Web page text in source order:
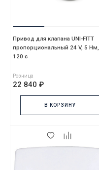
Привод для клапана UNI-FITT
пропорциональный 24 V, 5 Нм,
120 c
Розница
22 840 ₽
В КОРЗИНУ